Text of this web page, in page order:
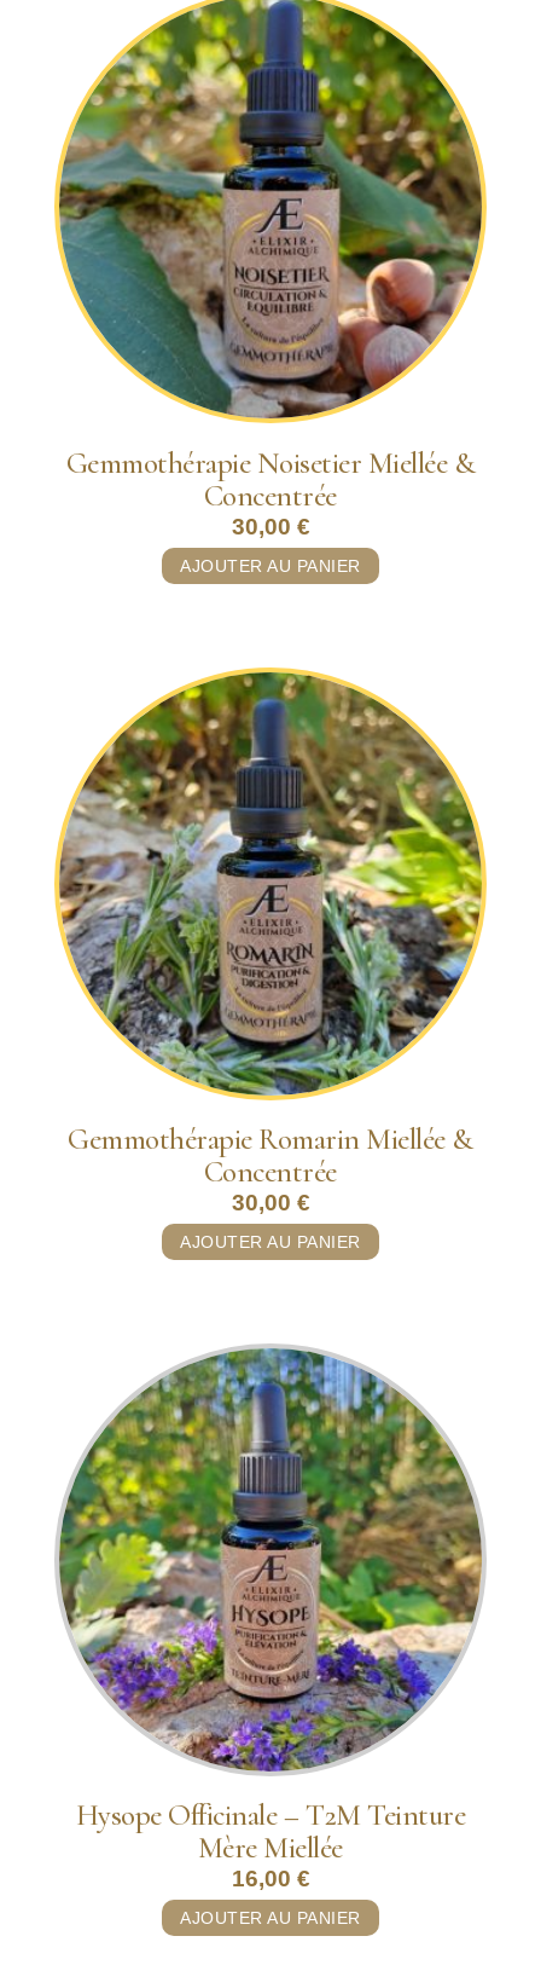
Gemmothérapie Noisetier Miellée &
Concentrée
30,00 €
AJOUTER AU PANIER
Gemmothérapie Romarin Miellée &
Concentrée
30,00 €
AJOUTER AU PANIER
Hysope Officinale – T2M Teinture
Mère Miellée
16,00 €
AJOUTER AU PANIER